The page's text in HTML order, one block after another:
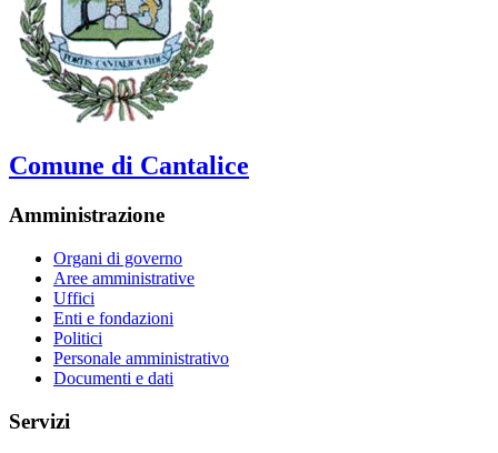
Comune di Cantalice
Amministrazione
Organi di governo
Aree amministrative
Uffici
Enti e fondazioni
Politici
Personale amministrativo
Documenti e dati
Servizi